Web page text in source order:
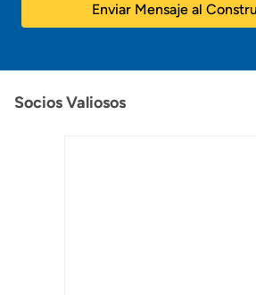
Enviar Mensaje al
Socios Valiosos